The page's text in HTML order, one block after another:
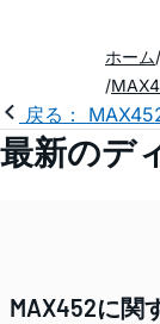
ホーム
戻る：
最新のデ
MAX452に関